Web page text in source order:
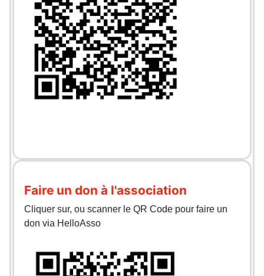
Faire un don à l'association
Cliquer sur, ou scanner le QR Code pour faire un
don via HelloAsso